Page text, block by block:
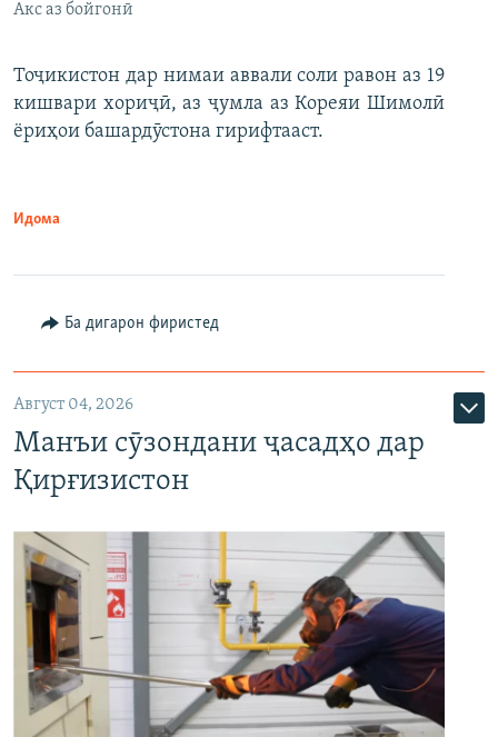
Акс аз бойгонӣ
Тоҷикистон дар нимаи аввали соли равон аз 19
кишвари хориҷӣ, аз ҷумла аз Кореяи Шимолӣ
ёриҳои башардӯстона гирифтааст.
Идома
Ба дигарон фиристед
Август 04, 2026
Манъи сӯзондани ҷасадҳо дар
Қирғизистон